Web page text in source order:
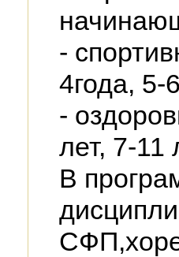
-
4года, 5-
-
лет, 7-11
В